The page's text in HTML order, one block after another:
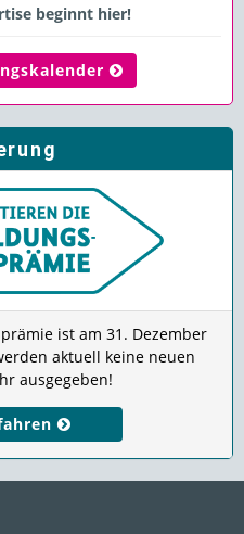
beginnt hier!
ist am 31. Dezember
aktuell keine neuen
ausgegeben!